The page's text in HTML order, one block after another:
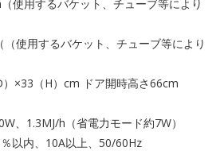
使用するバケット、チューブ等により
使用するバケット、チューブ等により
×33（H）cm ドア開時高さ66cm
、1.3MJ/h（省電力モード約7W）
以内、10A以上、50/60Hz